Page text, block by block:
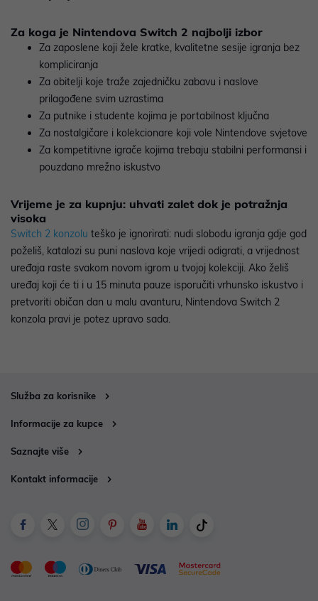
Za koga je Nintendova Switch 2 najbolji izbor
Za zaposlene koji žele kratke, kvalitetne sesije igranja bez
kompliciranja
Za obitelji koje traže zajedničku zabavu i naslove
prilagođene svim uzrastima
Za putnike i studente kojima je portabilnost ključna
Za nostalgičare i kolekcionare koji vole Nintendove svjetove
Za kompetitivne igrače kojima trebaju stabilni performansi i
pouzdano mrežno iskustvo
Vrijeme je za kupnju: uhvati zalet dok je potražnja
visoka
Switch 2 konzolu teško je ignorirati: nudi slobodu igranja gdje god
poželiš, katalozi su puni naslova koje vrijedi odigrati, a vrijednost
uređaja raste svakom novom igrom u tvojoj kolekciji. Ako želiš
uređaj koji će ti i u 15 minuta pauze isporučiti vrhunsko iskustvo i
pretvoriti običan dan u malu avanturu, Nintendova Switch 2
konzola pravi je potez upravo sada.
Služba za korisnike
Informacije za kupce
Saznajte više
Kontakt informacije